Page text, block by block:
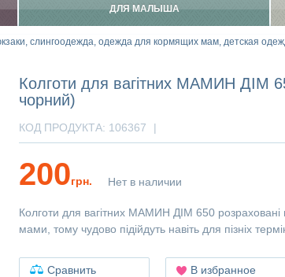
слингоодежда, одежда для кормящих мам, детская
Колготи для вагітних МАМИН ДІМ
чорний)
КОД ПРОДУКТА: 106367 |
200грн. Нет в наличии
Колготи для вагітних МАМИН ДІМ 650 розраховані
мами, тому чудово підійдуть навіть для пізніх
Сравнить В избранное
ДЛЯ МАЛЫША